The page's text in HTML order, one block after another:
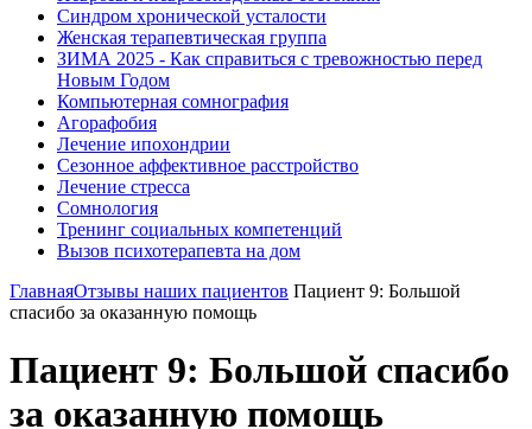
Синдром хронической усталости
Женская терапевтическая группа
ЗИМА 2025 - Как справиться с тревожностью перед
Новым Годом
Компьютерная сомнография
Агорафобия
Лечение ипохондрии
Сезонное аффективное расстройство
Лечение стресса
Сомнология
Тренинг социальных компетенций
Вызов психотерапевта на дом
ГлавнаяОтзывы наших пациентов Пациент 9: Большой
спасибо за оказанную помощь
Пациент 9: Большой спасибо
за оказанную помощь